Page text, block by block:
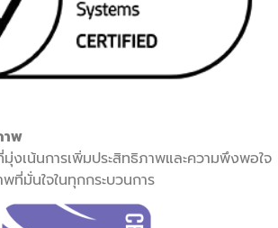
าพ
งเน้นการเพิ่มประสิทธิภาพและความพึงพอใจ
มั่นใจในทุกกระบวนการ